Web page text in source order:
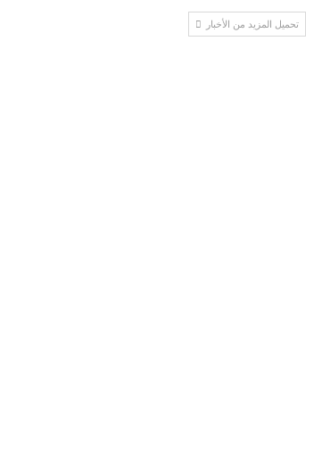
تحميل المزيد من الأخبار